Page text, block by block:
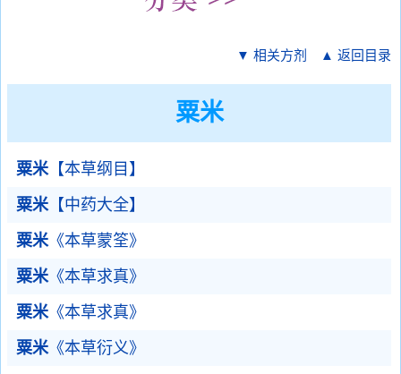
▼ 相关方剂 ▲ 返回目录
粟米
粟米【本草纲目】
粟米【中药大全】
粟米《本草蒙筌》
粟米《本草求真》
粟米《本草求真》
粟米《本草衍义》